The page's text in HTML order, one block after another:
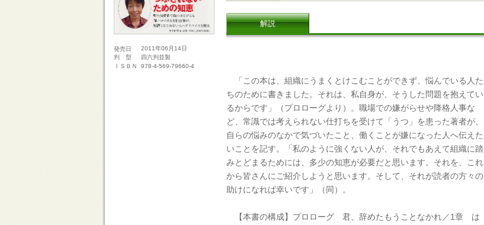
発売日
2011年06月14日
判 型
四六判並製
ＩＳＢＮ
978-4-569-79660-4
解説
「この本は、組織にうまくとけこむことができず、悩んでいる人た
ちのために書きました。それは、私自身が、そうした問題を抱えてい
るからです」（プロローグより）。職場での嫌がらせや降格人事な
ど、常識では考えられない仕打ちを受けて「うつ」を患った著者が、
自らの悩みのなかで気づいたこと、働くことが嫌になった人へ伝えた
いことを記す。「私のように強くない人が、それでもあえて組織に踏
みとどまるためには、多少の知恵が必要だと思います。それを、これ
から皆さんにご紹介しようと思います。そして、それが読者の方々の
助けになれば幸いです」（同）。
【本書の構成】プロローグ 君、辞めたもうことなかれ／1章 は